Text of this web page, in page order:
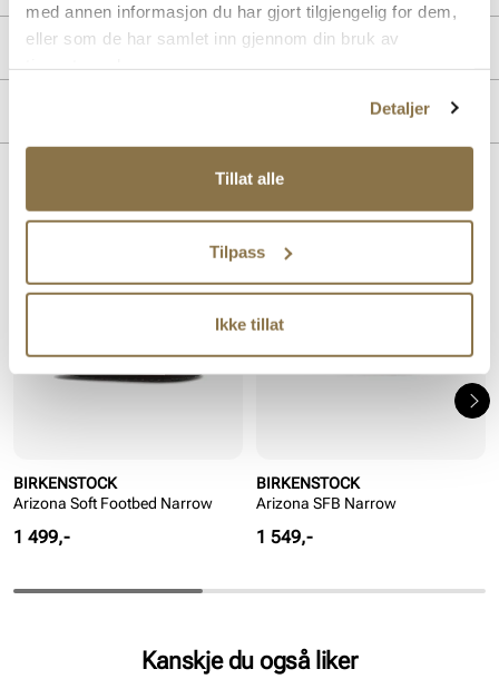
med annen informasjon du har gjort tilgjengelig for dem,
eller som de har samlet inn gjennom din bruk av
Detaljer
Tillat alle
Tilpass
Ikke tillat
PRODUKTDETALJER
Såle:EVA såle
BIRKENSTOCK
Arizona Soft Footbed Narrow
Pris
1 499,-
BIRKENSTOCK
Arizona SFB Narrow
Pris
1 549,-
Kanskje du også liker